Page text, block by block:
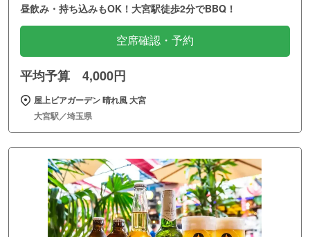
昼飲み・持ち込みもOK！大宮駅徒歩2分でBBQ！
空席確認・予約
平均予算 4,000円
屋上ビアガーデン 晴れ風 大宮
大宮駅／埼玉県